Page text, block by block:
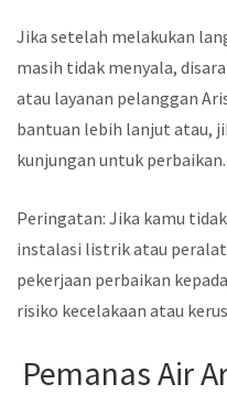
Jika setelah melakukan
masih tidak menyala,
atau layanan pelanggan
bantuan lebih lanjut atau,
kunjungan untuk perbaikan.
Peringatan: Jika kamu
instalasi listrik atau
pekerjaan perbaikan
risiko kecelakaan atau
Pemanas Air